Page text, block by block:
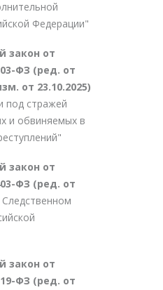
Федерации"
закон от
ФЗ (ред. от
от 23.10.2025)
под стражей
и обвиняемых в
закон от
ФЗ (ред. от
закон от
ФЗ (ред. от